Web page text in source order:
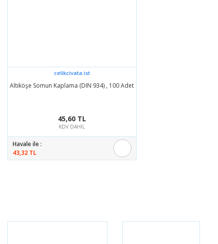
celikcivata.ist
Altıköşe Somun Kaplama (DIN 934) , 100 Adet
45,60 TL
KDV DAHİL
Havale ile :
43,32 TL